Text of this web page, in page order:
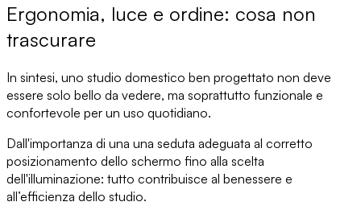
Ergonomia, luce e ordine: cosa non
trascurare
In sintesi, uno studio domestico ben progettato non deve
essere solo bello da vedere, ma soprattutto funzionale e
confortevole per un uso quotidiano.
Dall'importanza di una una seduta adeguata al corretto
posizionamento dello schermo fino alla scelta
dell'illuminazione: tutto contribuisce al benessere e
all’efficienza dello studio.